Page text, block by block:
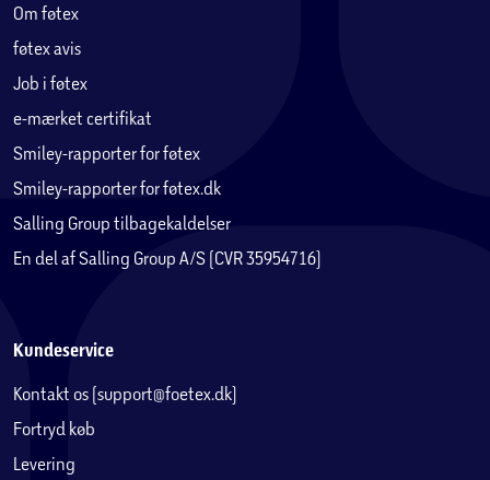
Om føtex
føtex avis
Job i føtex
e-mærket certifikat
Smiley-rapporter for føtex
Smiley-rapporter for føtex.dk
Salling Group tilbagekaldelser
En del af Salling Group A/S (CVR 35954716)
Kundeservice
Kontakt os (support@foetex.dk)
Fortryd køb
Levering